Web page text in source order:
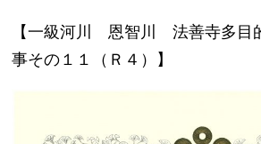
【一級河川 恩智川 法善寺多目
事その１１（Ｒ４）】